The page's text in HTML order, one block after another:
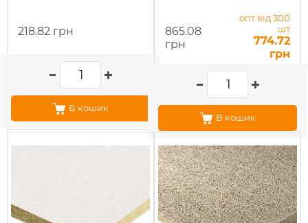
218.82 грн
В кошик
865.08
грн
опт від 300
шт
774.72
грн
В кошик